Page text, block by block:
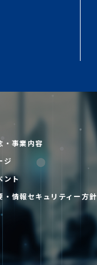
・事業内容
ジ
ント
・情報セキュリティー方針